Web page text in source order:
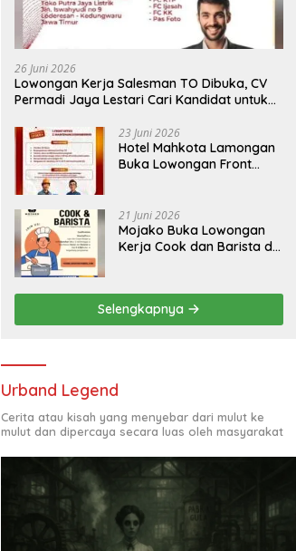
26 Juni 2026
Lowongan Kerja Salesman TO Dibuka, CV
Permadi Jaya Lestari Cari Kandidat untuk
23 Juni 2026
Hotel Mahkota Lamongan
Buka Lowongan Front
Syaratnya
21 Juni 2026
Mojako Buka Lowongan
Kerja Cook dan Barista di
Selengkapnya
Urband Legend
Cerita atau kisah yang menyebar dari mulut ke
mulut dan dipercaya secara luas oleh masyarakat